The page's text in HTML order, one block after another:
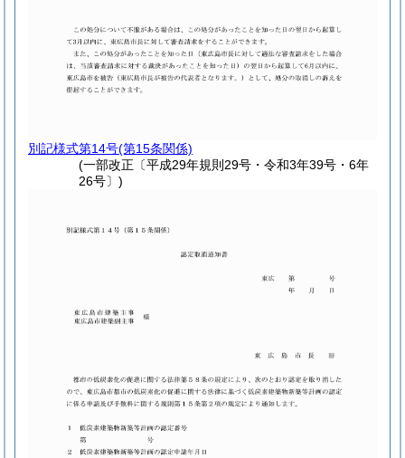
別記様式第14号(第15条関係)
(一部改正〔平成29年規則29号・令和3年39号・6年
26号〕)